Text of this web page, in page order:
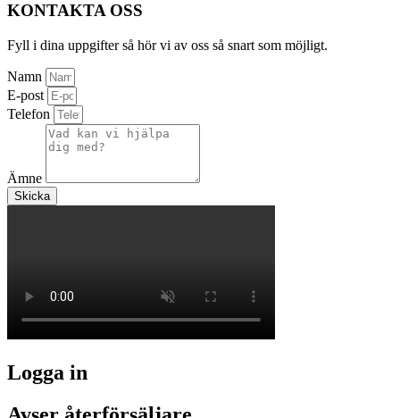
KONTAKTA OSS
Fyll i dina uppgifter så hör vi av oss så snart som möjligt.
Namn
E-post
Telefon
Ämne
Skicka
Logga in